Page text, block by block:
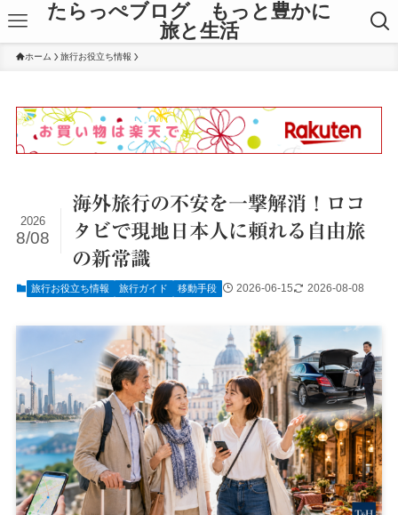
たらっぺブログ もっと豊かに
旅と生活
ホーム 旅行お役立ち情報
海外旅行の不安を一撃解消！ロコ
タビで現地日本人に頼れる自由旅
の新常識
2026
8/08
旅行お役立ち情報 旅行ガイド 移動手段 2026-06-15 2026-08-08